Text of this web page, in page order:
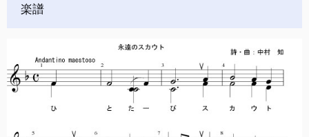
楽譜